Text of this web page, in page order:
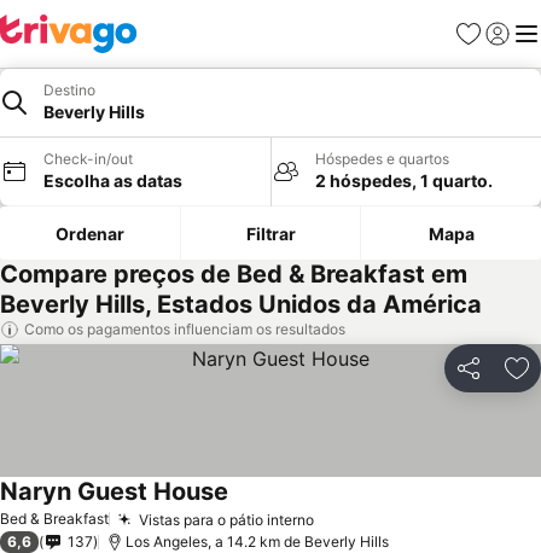
Favoritos
Iniciar
Destino
Beverly Hills
Check-in/out
Escolha as datas
Hóspedes e quartos
2 hóspedes, 1 quarto.
Ordenar Filtrar Mapa
Compare preços de Bed & Breakfast em
Beverly Hills, Estados Unidos da América
Como os pagamentos influenciam os resultados
Partilhar
Bed & Breakfast Vistas para o pátio interno
Naryn Guest House
6,6 137 Los Angeles, a 14.2 km de Beverly Hills